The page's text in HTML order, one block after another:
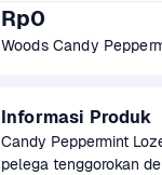
Rp0
Woods Candy
Informasi Produk
Candy Peppermint
pelega tenggorokan